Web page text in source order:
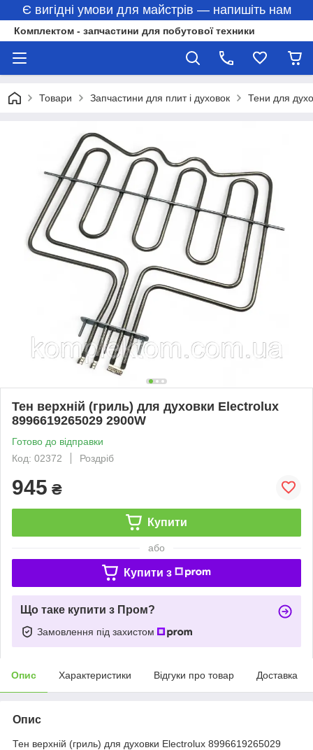
Є вигідні умови для майстрів — напишіть нам
Комплектом - запчастини для побутової техники
Товари Запчастини для плит і духовок Тени для
Тен верхній (гриль) для духовки Electrolux
8996619265029 2900W
Готово до відправки
Код: 02372
Роздріб
945 ₴
Купити
або
Купити з
Що таке купити з Пром?
Замовлення під захистом
Опис Характеристики Відгуки про товар Доставка
Опис
Тен верхній (гриль) для духовки Electrolux 8996619265029